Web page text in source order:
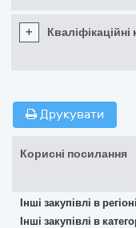
+ Кваліфікаційні
Друкувати
Корисні посилання
Інші закупівлі в
Інші закупівлі в